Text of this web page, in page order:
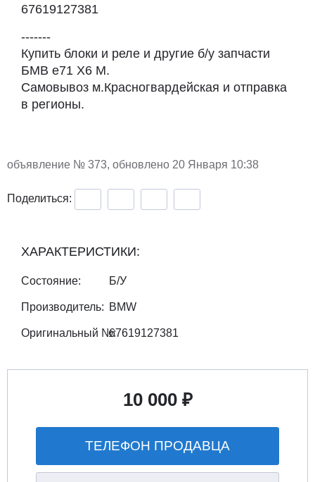
67619127381
-------
Купить блоки и реле и другие б/у запчасти
БМВ e71 X6 M.
Самовывоз м.Красногвардейская и отправка
в регионы.
объявление № 373, обновлено 20 Января 10:38
Поделиться:
10 000 ₽
ТЕЛЕФОН ПРОДАВЦА
ХАРАКТЕРИСТИКИ:
Состояние: Б/У
Производитель: BMW
Оригинальный №:67619127381